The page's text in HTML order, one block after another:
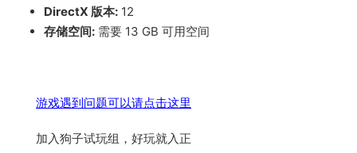
DirectX 版本: 12
存储空间: 需要 13 GB 可用空间
游戏遇到问题可以请点击这里
加入狗子试玩组，好玩就入正